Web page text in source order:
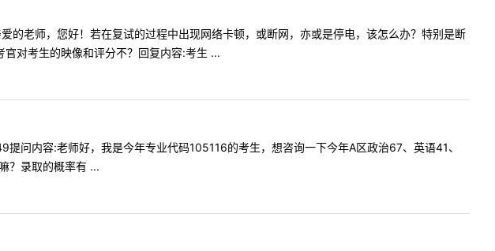
老师，您好！若在复试的过程中出现网络卡顿，或断网，亦或是停电，该怎么办？特别是断
对考生的映像和评分不？回复内容:考生 ...
内容:老师好，我是今年专业代码105116的考生，想咨询一下今年A区政治67、英语41、
？录取的概率有 ...